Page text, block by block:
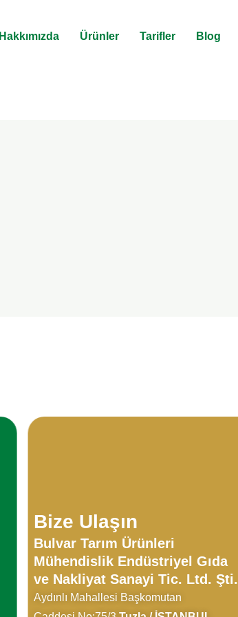
Hakkımızda Ürünler Tarifler Blog
Bize Ulaşın
Bulvar Tarım Ürünleri
Mühendislik Endüstriyel Gıda
ve Nakliyat Sanayi Tic. Ltd. Şti.
Aydınlı Mahallesi Başkomutan